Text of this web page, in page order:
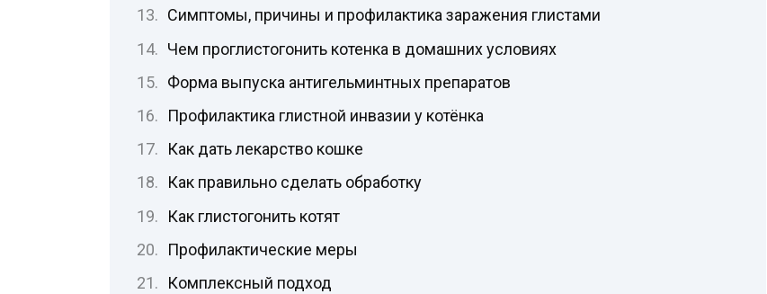
Симптомы, причины и профилактика заражения глистами
Чем проглистогонить котенка в домашних условиях
Форма выпуска антигельминтных препаратов
Профилактика глистной инвазии у котёнка
Как дать лекарство кошке
Как правильно сделать обработку
Как глистогонить котят
Профилактические меры
Комплексный подход